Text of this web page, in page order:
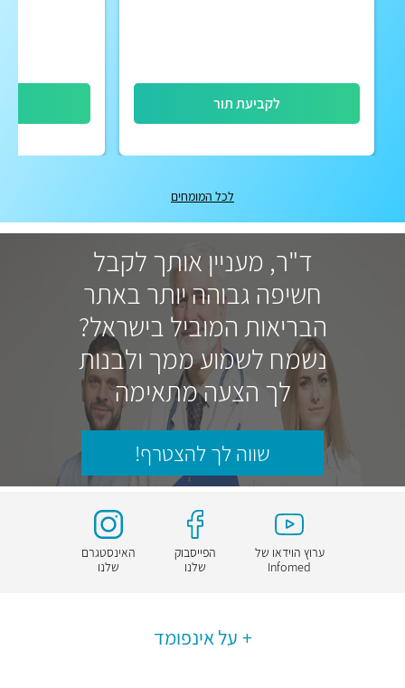
לקביעת תור
לכל המומחים
ד"ר, מעניין אותך לקבל
חשיפה גבוהה יותר באתר
הבריאות המוביל בישראל?
נשמח לשמוע ממך ולבנות
לך הצעה מתאימה
שווה לך להצטרף!
ערוץ הוידאו של
Infomed
הפייסבוק
שלנו
האינסטגרם
שלנו
על אינפומד